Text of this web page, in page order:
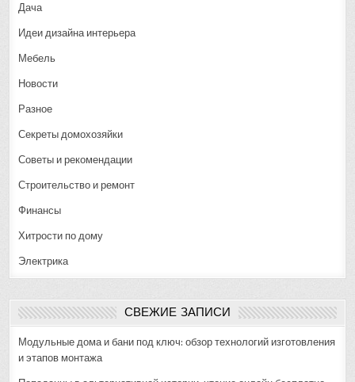
Дача
Идеи дизайна интерьера
Мебель
Новости
Разное
Секреты домохозяйки
Советы и рекомендации
Строительство и ремонт
Финансы
Хитрости по дому
Электрика
СВЕЖИЕ ЗАПИСИ
Модульные дома и бани под ключ: обзор технологий изготовления
и этапов монтажа